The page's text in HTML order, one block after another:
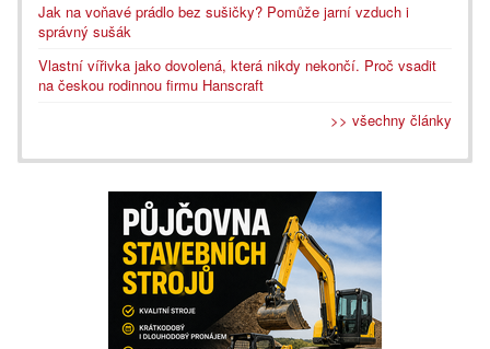
Jak na voňavé prádlo bez sušičky? Pomůže jarní vzduch i
správný sušák
Vlastní vířivka jako dovolená, která nikdy nekončí. Proč vsadit
na českou rodinnou firmu Hanscraft
>> všechny články